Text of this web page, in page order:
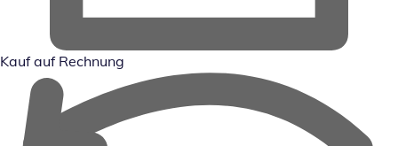
Kauf auf Rechnung